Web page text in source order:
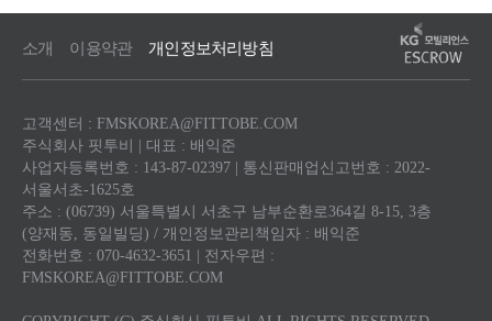
소개 이용약관 개인정보처리방침
고객센터 : FMSKOREA@FITTOBE.COM
주식회사 핏투비 | 대표 : 배익준
사업자등록번호 : 143-87-02397 | 통신판매업신고번호 : 2022-
서울서초-1625호
주소 : (06739) 서울특별시 서초구 남부순환로364길 8-15, 3층
(양재동, 동일빌딩) / 개인정보관리책임자 : 배익준
전화번호 : 070-4632-3651 | 전자우편 :
FMSKOREA@FITTOBE.COM